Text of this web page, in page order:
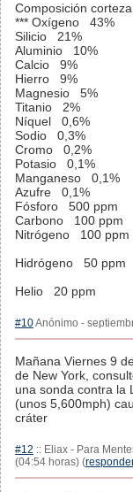
Composición
*** Oxígeno 43%
Silicio 21%
Aluminio 10%
Calcio 9%
Hierro 9%
Magnesio 5%
Titanio 2%
Níquel 0,6%
Sodio 0,3%
Cromo 0,2%
Potasio 0,1%
Manganeso 0,1%
Azufre 0,1%
Fósforo 500 ppm
Carbono 100 ppm
Nitrógeno 100 ppm
Hidrógeno 50 ppm
Helio 20 ppm
#10Anónimo -
Mañana Viernes 9
de New York,
una sonda contra la
(unos 5,600mph)
cráter
#12 :: Eliax - Para
(04:54 horas) (